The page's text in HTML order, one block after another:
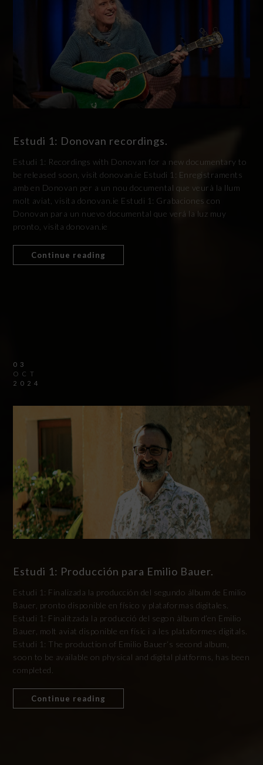
Estudi 1: Donovan recordings.
Estudi 1: Recordings with Donovan for a new documentary to
be released soon, visit donovan.ie Estudi 1: Enregistraments
amb en Donovan per a un nou documental que veurà la llum
molt aviat, visita donovan.ie Estudi 1: Grabaciones con
Donovan para un nuevo documental que verá la luz muy
pronto, visita donovan.ie
Continue reading
03
OCT
2024
Estudi 1: Producción para Emilio Bauer.
Estudi 1: Finalizada la producción del segundo álbum de Emilio
Bauer, pronto disponible en físico y plataformas digitales.
Estudi 1: Finalitzada la producció del segon àlbum d’en Emilio
Bauer, molt aviat disponible en físic i a les plataformes digitals.
Estudi 1: The production of Emilio Bauer‘s second album,
soon to be available on physical and digital platforms, has been
completed.
Continue reading